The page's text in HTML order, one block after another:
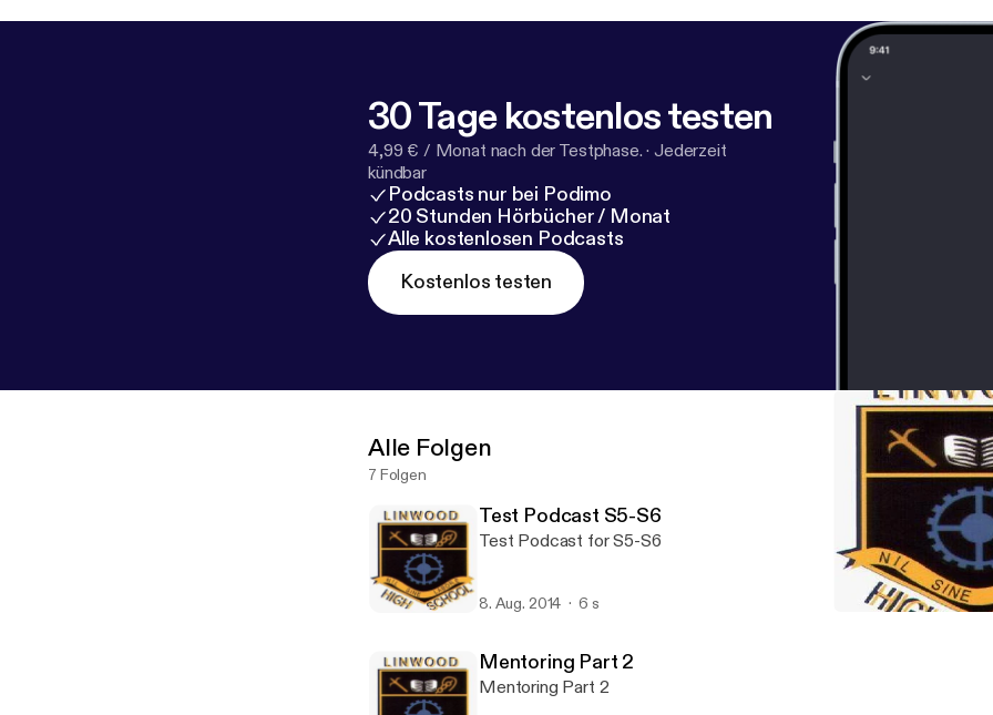
30 Tage kostenlos testen
4,99 € / Monat nach der Testphase. · Jederzeit
kündbar
Podcasts nur bei Podimo
20 Stunden Hörbücher / Monat
Alle kostenlosen Podcasts
Kostenlos testen
Alle Folgen
7 Folgen
Test Podcast S5-S6
Test Podcast for S5-S6
8. Aug. 2014 6 s
Mentoring Part 2
Mentoring Part 2